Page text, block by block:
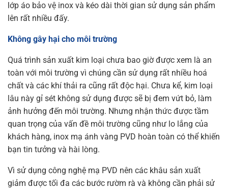
lớp áo bảo vệ inox và kéo dài thời gian sử dụng sản phẩm
lên rất nhiều đấy.
Không gây hại cho môi trường
Quá trình sản xuất kim loại chưa bao giờ được xem là an
toàn với môi trường vì chúng cần sử dụng rất nhiều hoá
chất và các khí thải ra cũng rất độc hại. Chưa kể, kim loại
lâu này gỉ sét không sử dụng được sẽ bị đem vứt bỏ, làm
ảnh hưởng đến môi trường. Nhưng nhận thức được tầm
quan trọng của vấn đề môi trường cũng như lo lắng của
khách hàng, inox mạ ánh vàng PVD hoàn toàn có thể khiến
bạn tin tưởng và hài lòng.
Vì sử dụng công nghệ mạ PVD nên các khâu sản xuất
giảm được tối đa các bước rườm rà và không cần phải sử